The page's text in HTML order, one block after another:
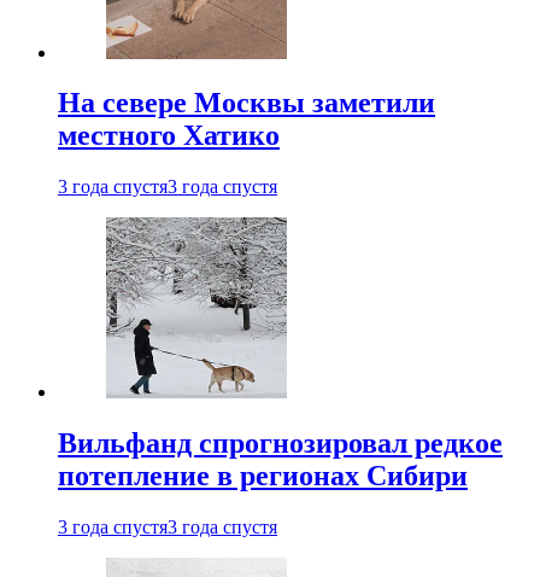
На севере Москвы заметили
местного Хатико
3 года спустя3 года спустя
Вильфанд спрогнозировал редкое
потепление в регионах Сибири
3 года спустя3 года спустя